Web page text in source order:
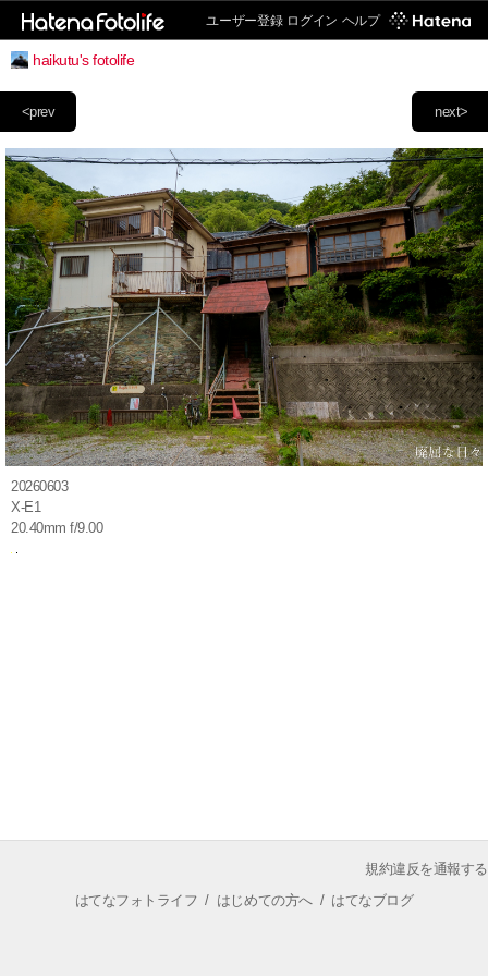
ユーザー登録 ログイン ヘルプ
haikutu's fotolife
next>
<prev
20260603
X-E1
20.40mm f/9.00
規約違反を通報する
はてなフォトライフ / はじめての方へ/ はてなブログ